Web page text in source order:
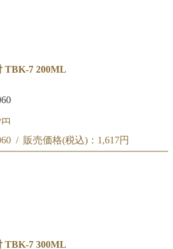
TBK-7 200ML
ー取手付 200ML TBK-7
/ 販売価格(税込)： 1,617円
TBK-7
TBK-7 300ML